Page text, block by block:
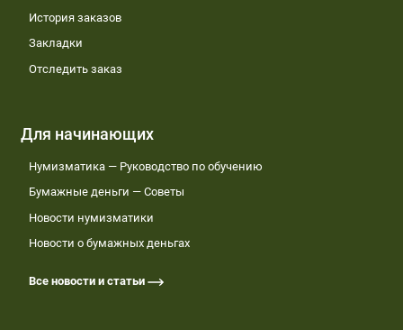
История заказов
Закладки
Отследить заказ
Для начинающих
Нумизматика — Руководство по обучению
Бумажные деньги — Советы
Новости нумизматики
Новости о бумажных деньгах
Все новости и статьи